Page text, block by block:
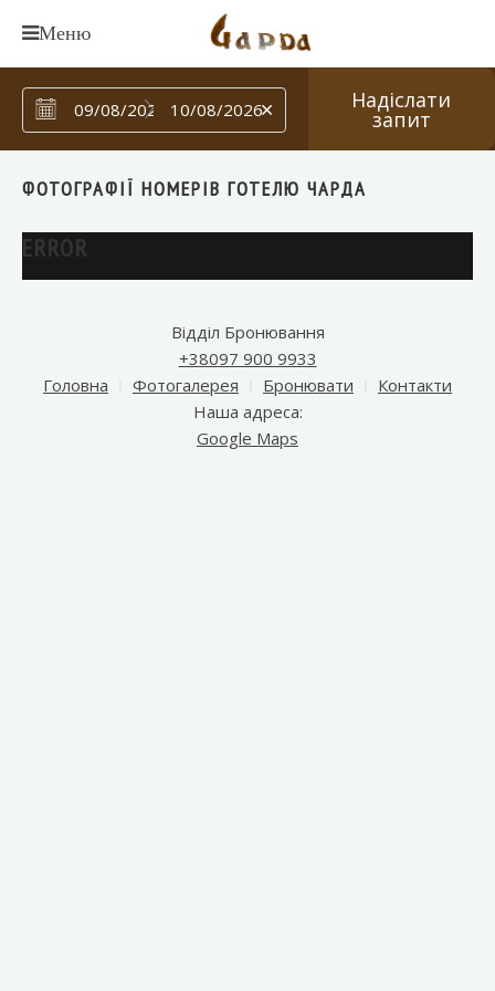
＋ Надіслати
запит
ФОТОГРАФІЇ НОМЕРІВ ГОТЕЛЮ ЧАРДА
ERROR
Відділ Бронювання
+38097 900 9933
Головна
Фотогалерея Бронювати
Контакти
Наша адреса:
Google Maps